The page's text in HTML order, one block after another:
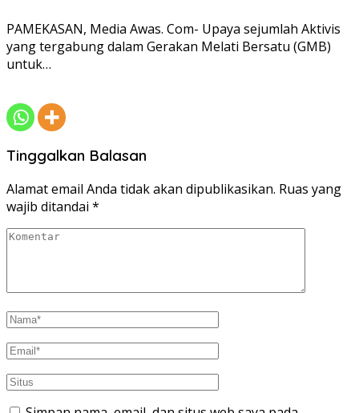
PAMEKASAN, Media Awas. Com- Upaya sejumlah Aktivis
yang tergabung dalam Gerakan Melati Bersatu (GMB)
untuk…
Tinggalkan Balasan
Alamat email Anda tidak akan dipublikasikan. Ruas yang
wajib ditandai *